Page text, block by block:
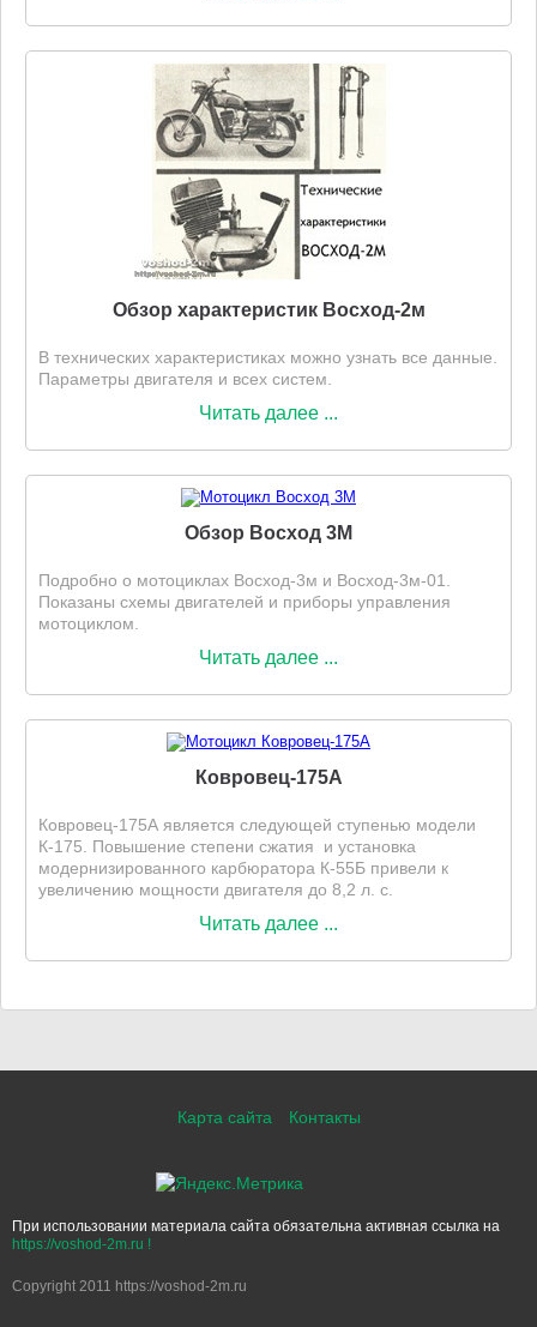
Обзор характеристик Восход-2м
В технических характеристиках можно узнать все данные.
Параметры двигателя и всех систем.
Читать далее ...
Обзор Восход 3М
Подробно о мотоциклах Восход-3м и Восход-3м-01.
Показаны схемы двигателей и приборы управления
мотоциклом.
Читать далее ...
Ковровец-175А
Ковровец-175А является следующей ступенью модели
К-175. Повышение степени сжатия и установка
модернизированного карбюратора К-55Б привели к
увеличению мощности двигателя до 8,2 л. с.
Читать далее ...
Карта сайта Контакты
При использовании материала сайта обязательна активная ссылка на
https://voshod-2m.ru !
Copyright 2011 https://voshod-2m.ru